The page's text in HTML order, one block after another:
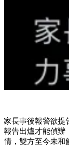
家長事後報警欲提
報告出爐才能偵辦
情，雙方至今未和